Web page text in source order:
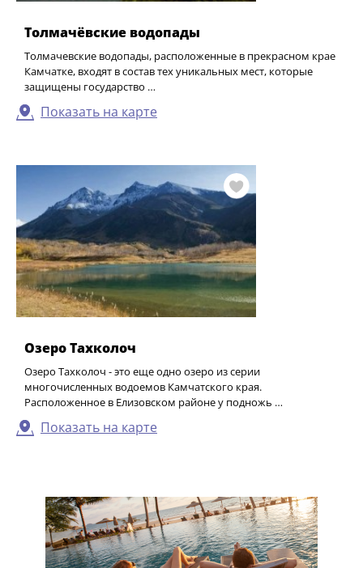
Толмачёвские водопады
Толмачевские водопады, расположенные в прекрасном крае
Камчатке, входят в состав тех уникальных мест, которые
защищены государство …
Показать на карте
Озеро Тахколоч
Озеро Тахколоч - это еще одно озеро из серии
многочисленных водоемов Камчатского края.
Расположенное в Елизовском районе у подножь …
Показать на карте